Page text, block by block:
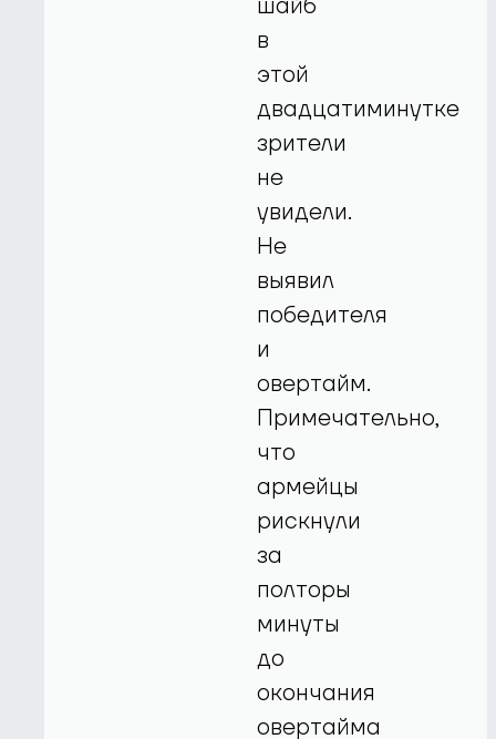
в
этой
двадцатиминутке
зрители
не
увидели.
Не
выявил
победителя
и
овертайм.
Примечательно,
что
армейцы
рискнули
за
полторы
минуты
до
окончания
овертайма